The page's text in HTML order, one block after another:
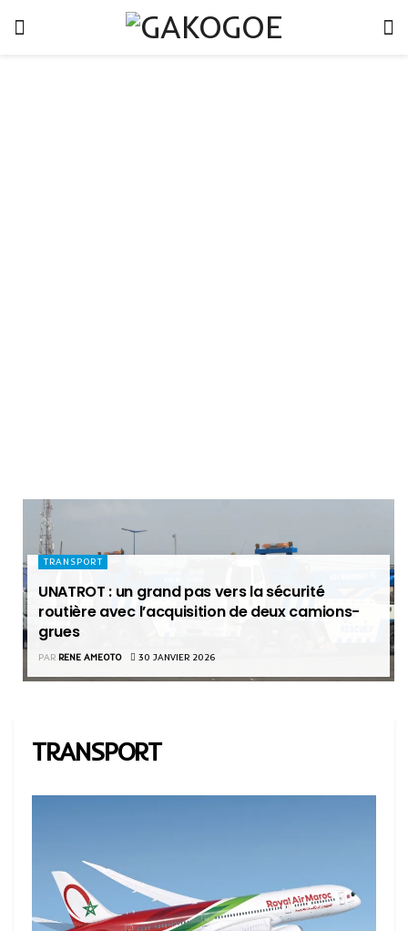
TRANSPORT
UNATROT : un grand pas vers la sécurité
routière avec l’acquisition de deux camions-
grues
PAR RENE AMEOTO 30 JANVIER 2026
TRANSPORT